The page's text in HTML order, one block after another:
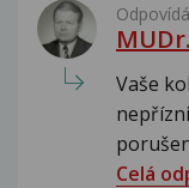
Vaše
Celá